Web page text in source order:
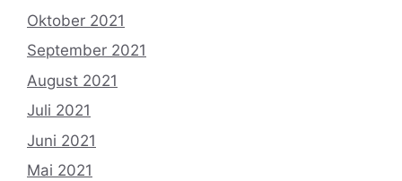
Oktober 2021
September 2021
August 2021
Juli 2021
Juni 2021
Mai 2021